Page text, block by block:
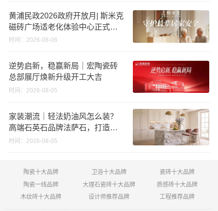
黄浦民政2026政府开放月| 斯米克
磁砖广场适老化体验中心正式亮
相
时间：2026-08-06
逆势启新，稳赢新局｜宏陶瓷砖
总部展厅焕新升级开工大吉
时间：2026-08-05
家装潮流｜轻法奶油风怎么装？
高端石英石品牌法萨石，打造质
感橱柜台面
时间：2026-08-05
陶瓷十大品牌 卫浴十大品牌
瓷砖十大品牌
陶瓷一线品牌
大理石瓷砖十大品牌
质感砖十大品牌
木纹砖十大品牌
设计师推荐品牌 工程推荐品牌